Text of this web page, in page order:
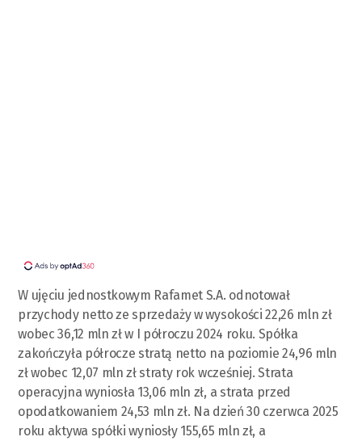
W ujęciu jednostkowym Rafamet S.A. odnotował
przychody netto ze sprzedaży w wysokości 22,26 mln zł
wobec 36,12 mln zł w I półroczu 2024 roku. Spółka
zakończyła półrocze stratą netto na poziomie 24,96 mln
zł wobec 12,07 mln zł straty rok wcześniej. Strata
operacyjna wyniosła 13,06 mln zł, a strata przed
opodatkowaniem 24,53 mln zł. Na dzień 30 czerwca 2025
roku aktywa spółki wyniosły 155,65 mln zł, a